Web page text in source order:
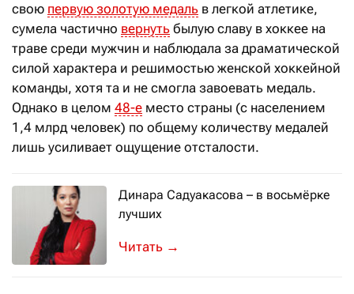
свою первую золотую медаль в легкой атлетике,
сумела частично вернуть былую славу в хоккее на
траве среди мужчин и наблюдала за драматической
силой характера и решимостью женской хоккейной
команды, хотя та и не смогла завоевать медаль.
Однако в целом 48-е место страны (с населением
1,4 млрд человек) по общему количеству медалей
лишь усиливает ощущение отсталости.
Динара Садуакасова – в восьмёрке
лучших
Казахстанская шахматистка дошла
→